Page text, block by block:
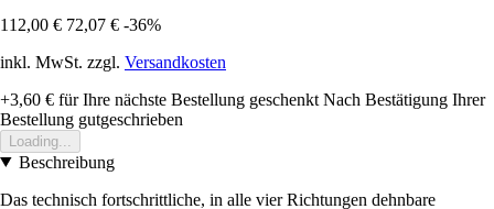
112,00 € 72,07 € -36%
inkl. MwSt. zzgl. Versandkosten
+3,60 € für Ihre nächste Bestellung geschenkt Nach Bestätigung Ihrer
Bestellung gutgeschrieben
Loading...
Beschreibung
Das technisch fortschrittliche, in alle vier Richtungen dehnbare